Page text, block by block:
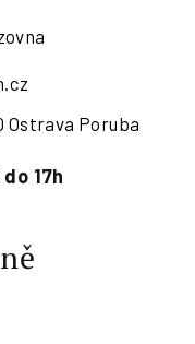
Ostrava Poruba
17h